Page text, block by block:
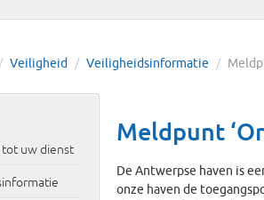
/ Veiligheid / Veiligheidsinformatie /
uw dienst
Meldpunt
De Antwerpse haven is
onze haven de